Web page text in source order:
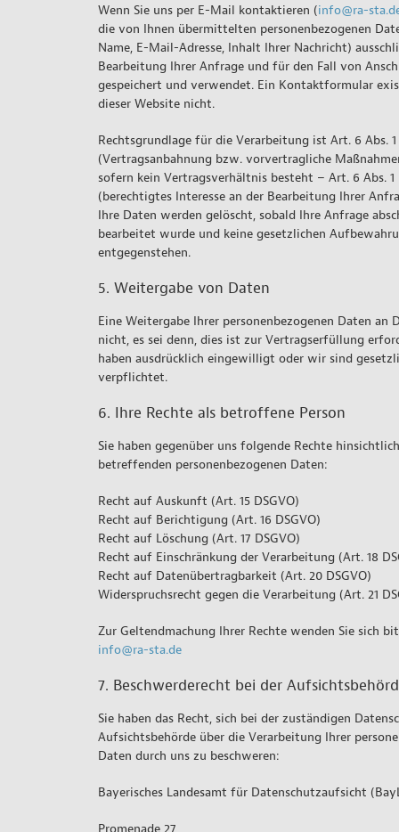
Wenn Sie uns per E-Mail kontaktieren (info@ra-
die von Ihnen übermittelten personenbezogenen
Name, E-Mail-Adresse, Inhalt Ihrer Nachricht)
Bearbeitung Ihrer Anfrage und für den Fall von
gespeichert und verwendet. Ein Kontaktformular
dieser Website nicht.
Rechtsgrundlage für die Verarbeitung ist Art. 6 Abs.
(Vertragsanbahnung bzw. vorvertragliche
sofern kein Vertragsverhältnis besteht – Art. 6 Abs. 1
(berechtigtes Interesse an der Bearbeitung Ihrer
Ihre Daten werden gelöscht, sobald Ihre Anfrage
bearbeitet wurde und keine gesetzlichen
entgegenstehen.
5. Weitergabe von Daten
Eine Weitergabe Ihrer personenbezogenen Daten
nicht, es sei denn, dies ist zur Vertragserfüllung
haben ausdrücklich eingewilligt oder wir sind
verpflichtet.
6. Ihre Rechte als betroffene Person
Sie haben gegenüber uns folgende Rechte
betreffenden personenbezogenen Daten:
Recht auf Auskunft (Art. 15 DSGVO)
Recht auf Berichtigung (Art. 16 DSGVO)
Recht auf Löschung (Art. 17 DSGVO)
Recht auf Einschränkung der Verarbeitung (Art. 18
Recht auf Datenübertragbarkeit (Art. 20 DSGVO)
Widerspruchsrecht gegen die Verarbeitung (Art. 21
Zur Geltendmachung Ihrer Rechte wenden Sie sich
info@ra-sta.de
7. Beschwerderecht bei der
Sie haben das Recht, sich bei der zuständigen
Aufsichtsbehörde über die Verarbeitung Ihrer
Daten durch uns zu beschweren:
Bayerisches Landesamt für Datenschutzaufsicht